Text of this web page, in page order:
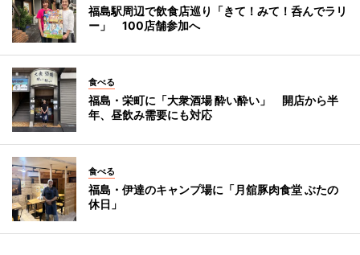
福島駅周辺で飲食店巡り「きて！みて！呑んでラリ
ー」 100店舗参加へ
食べる
福島・栄町に「大衆酒場 酔い酔い」 開店から半
年、昼飲み需要にも対応
食べる
福島・伊達のキャンプ場に「月舘豚肉食堂 ぶたの
休日」